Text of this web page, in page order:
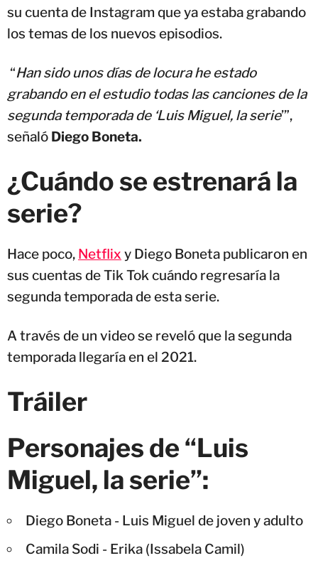
su cuenta de Instagram que ya estaba grabando
los temas de los nuevos episodios.
“Han sido unos días de locura he estado
grabando en el estudio todas las canciones de la
segunda temporada de ‘Luis Miguel, la serie’”,
señaló Diego Boneta.
¿Cuándo se estrenará la
serie?
Hace poco, Netflix y Diego Boneta publicaron en
sus cuentas de Tik Tok cuándo regresaría la
segunda temporada de esta serie.
A través de un video se reveló que la segunda
temporada llegaría en el 2021.
Tráiler
Personajes de “Luis
Miguel, la serie”:
Diego Boneta - Luis Miguel de joven y adulto
Camila Sodi - Erika (Issabela Camil)